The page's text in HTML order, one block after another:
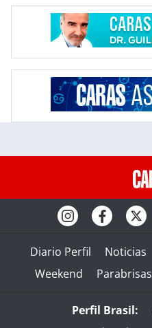
Diario Perfil Noticias
Weekend
Parabrisas
Perfil Brasil: